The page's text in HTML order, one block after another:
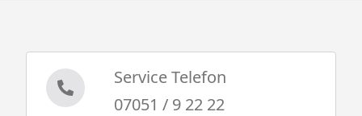
Service Telefon
07051 / 9 22 22